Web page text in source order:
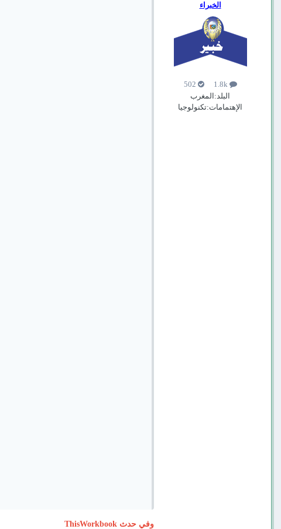
الخبراء
1.8k
البلد:المغرب
الإهتمامات:تكنولوجيا
وفي حدث ThisWorkbook